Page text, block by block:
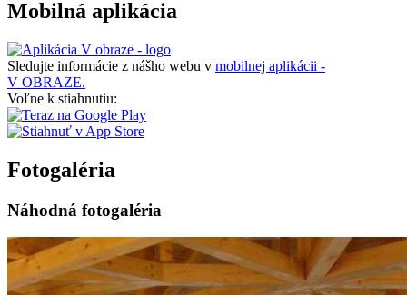
Mobilná aplikácia
Sledujte informácie z nášho webu v mobilnej aplikácii -
V OBRAZE.
Voľne k stiahnutiu:
Fotogaléria
Náhodná fotogaléria